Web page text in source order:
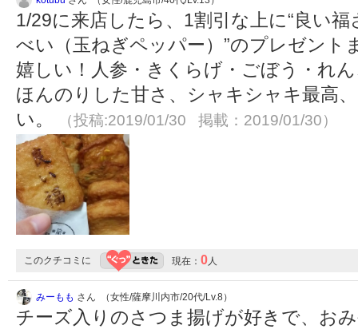
1/29に来店したら、1割引な上に“良い
べい（玉ねぎペッパー）”のプレゼント
嬉しい！人参・きくらげ・ごぼう・れ
ほんのりした甘さ、シャキシャキ最高
い。
（投稿:2019/01/30 掲載：2019/01/30）
このクチコミに 現在： 0人
みーもも さん （女性/薩摩川内市/20代/Lv.8）
チーズ入りのさつま揚げが好きで、お